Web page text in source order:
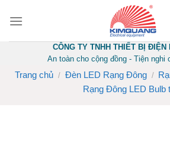
CÔNG TY TNHH THIẾT BỊ ĐIỆN
An toàn cho cộng đồng - Tiện nghi
Trang chủ / Đèn LED Rạng Đông /
Rạng Đông LED Bulb